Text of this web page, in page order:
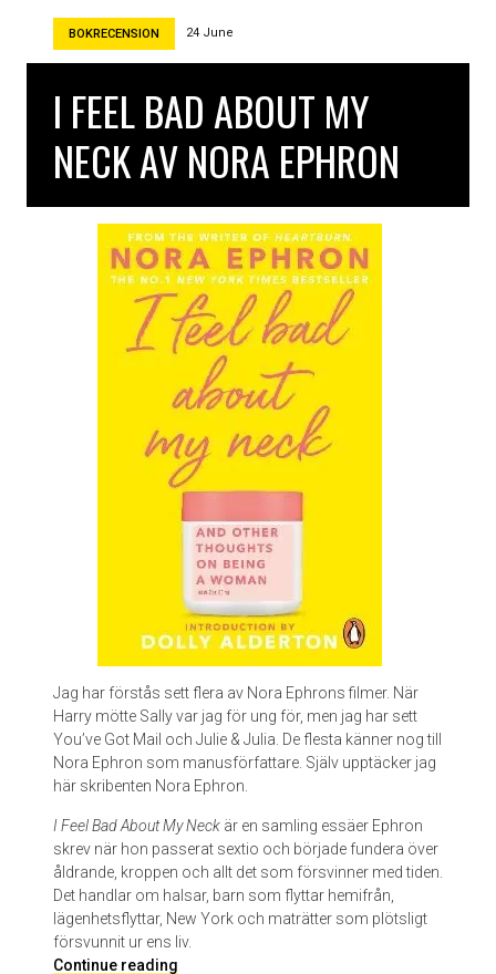
e
V
e
n
i
g
a
v
h
o
a
M
a
n
n
BOKRECENSION 24 June
I FEEL BAD ABOUT MY
NECK AV NORA EPHRON
Jag har förstås sett flera av Nora Ephrons filmer. När
Harry mötte Sally var jag för ung för, men jag har sett
You’ve Got Mail och Julie & Julia. De flesta känner nog till
Nora Ephron som manusförfattare. Själv upptäcker jag
här skribenten Nora Ephron.
I Feel Bad About My Neck är en samling essäer Ephron
skrev när hon passerat sextio och började fundera över
åldrande, kroppen och allt det som försvinner med tiden.
Det handlar om halsar, barn som flyttar hemifrån,
lägenhetsflyttar, New York och maträtter som plötsligt
försvunnit ur ens liv.
Continue reading